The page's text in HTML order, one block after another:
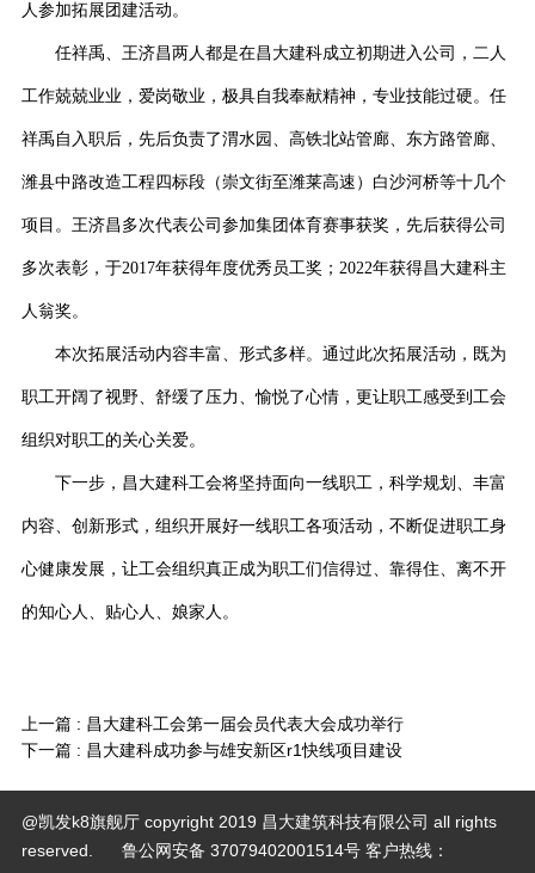
人参加拓展团建活动。
任祥禹、王济昌两人都是在昌大建科成立初期进入公司，二人
工作兢兢业业，爱岗敬业，极具自我奉献精神，专业技能过硬。任
祥禹自入职后，先后负责了渭水园、高铁北站管廊、东方路管廊、
潍县中路改造工程四标段（崇文街至潍莱高速）白沙河桥等十几个
项目。王济昌多次代表公司参加集团体育赛事获奖，先后获得公司
多次表彰，于2017年获得年度优秀员工奖； 2022年获得昌大建科主
人翁奖。
本次拓展活动内容丰富、形式多样。通过此次拓展活动，既为
职工开阔了视野、舒缓了压力、愉悦了心情，更让职工感受到工会
组织对职工的关心关爱。
下一步，昌大建科工会将坚持面向一线职工，科学规划、丰富
内容、创新形式，组织开展好一线职工各项活动，不断促进职工身
心健康发展，让工会组织真正成为职工们信得过、靠得住、离不开
的知心人、贴心人、娘家人。
上一篇 : 昌大建科工会第一届会员代表大会成功举行
下一篇 : 昌大建科成功参与雄安新区r1快线项目建设
@凯发k8旗舰厅 copyright 2019 昌大建筑科技有限公司 all rights
reserved. 鲁公网安备 37079402001514号 客户热线：